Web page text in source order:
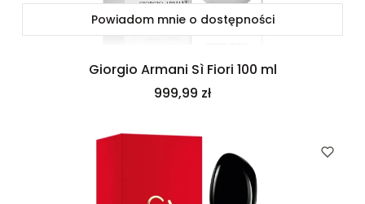
Powiadom mnie o dostępności
Giorgio Armani Sì Fiori 100 ml
Cena
999,99 zł